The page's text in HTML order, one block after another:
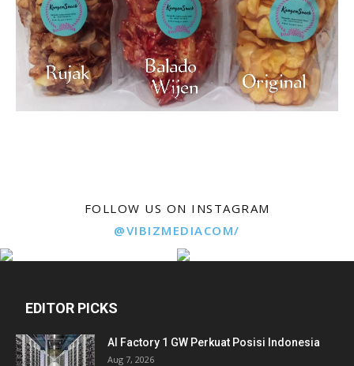
FOLLOW US ON INSTAGRAM
@VIBIZMEDIACOM/
EDITOR PICKS
AI Factory 1 GW Perkuat Posisi Indonesia
Aug 7, 2026